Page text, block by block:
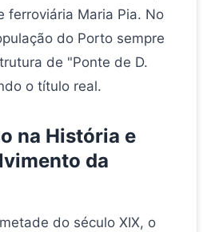
ferroviária Maria Pia. No
do Porto sempre
de "Ponte de D.
o título real.
na História e
da
do século XIX, o